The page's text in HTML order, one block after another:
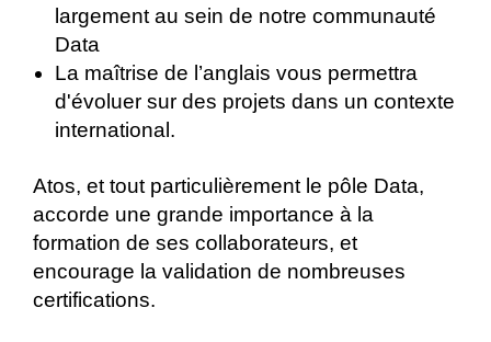
largement au sein de notre communauté
Data
La maîtrise de l’anglais vous permettra
d'évoluer sur des projets dans un contexte
international.
Atos, et tout particulièrement le pôle Data,
accorde une grande importance à la
formation de ses collaborateurs, et
encourage la validation de nombreuses
certifications.